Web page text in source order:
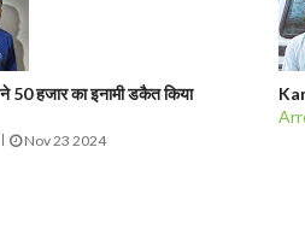
50 हजार का इनामी डकैत किया
Nov 23 2024